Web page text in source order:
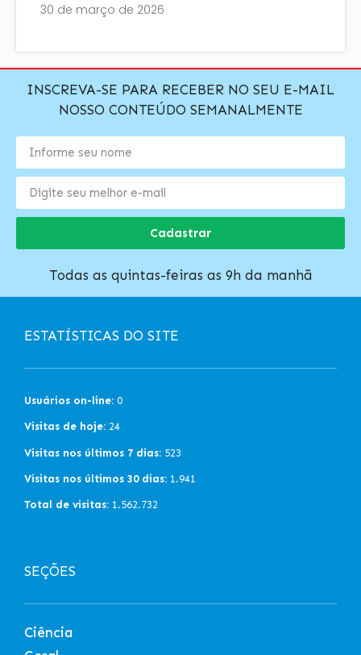
30 de março de 2026
INSCREVA-SE PARA RECEBER NO SEU E-MAIL
NOSSO CONTEÚDO SEMANALMENTE
Cadastrar
Todas as quintas-feiras as 9h da manhã
ESTATÍSTICAS DO SITE
Usuários on-line: 0
Visitas de hoje: 24
Visitas nos últimos 7 dias: 523
Visitas nos últimos 30 dias: 1.941
Total de visitas: 1.562.732
SEÇÕES
Ciência